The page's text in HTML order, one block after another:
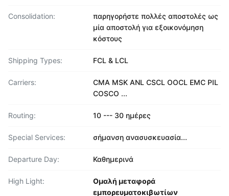
Consolidation:
παρηγορήστε πολλές αποστολές ως
μία αποστολή για εξοικονόμηση
κόστους
Shipping Types: FCL & LCL
Carriers:
CMA MSK ANL CSCL OOCL EMC PIL
COSCO ...
Routing: 10 --- 30 ημέρες
Special Services: σήμανση ανασυσκευασία...
Departure Day: Καθημερινά
High Light:
Ομαλή μεταφορά
εμπορευματοκιβωτίων